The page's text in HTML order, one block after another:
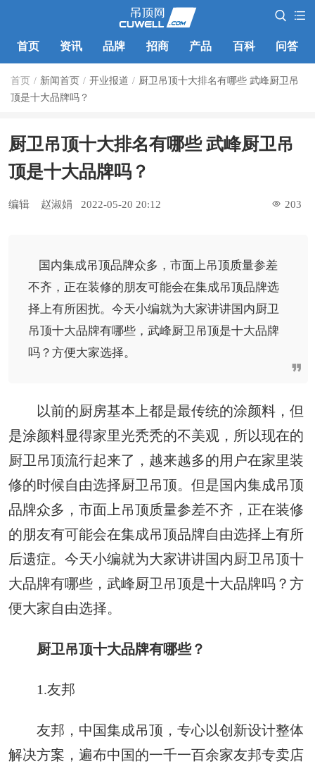
首页 资讯 品牌 招商 产品 百科 问答
首页 / 新闻首页 / 开业报道 / 厨卫吊顶十大排名有哪些 武峰厨卫吊
顶是十大品牌吗？
厨卫吊顶十大排名有哪些 武峰厨卫吊
顶是十大品牌吗？
编辑 赵淑娟 2022-05-20 20:12 203
国内集成吊顶品牌众多，市面上吊顶质量参差
不齐，正在装修的朋友可能会在集成吊顶品牌选
择上有所困扰。今天小编就为大家讲讲国内厨卫
吊顶十大品牌有哪些，武峰厨卫吊顶是十大品牌
吗？方便大家选择。
以前的厨房基本上都是最传统的涂颜料，但
是涂颜料显得家里光秃秃的不美观，所以现在的
厨卫吊顶流行起来了，越来越多的用户在家里装
修的时候自由选择厨卫吊顶。但是国内集成吊顶
品牌众多，市面上吊顶质量参差不齐，正在装修
的朋友有可能会在集成吊顶品牌自由选择上有所
后遗症。今天小编就为大家讲讲国内厨卫吊顶十
大品牌有哪些，武峰厨卫吊顶是十大品牌吗？方
便大家自由选择。
厨卫吊顶十大品牌有哪些？
1.友邦
友邦，中国集成吊顶，专心以创新设计整体
解决方案，遍布中国的一千一百余家友邦专卖店